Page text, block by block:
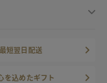
最短翌日配送
を込めたギフト